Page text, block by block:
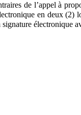
de l’appel à
en deux (2)
électronique